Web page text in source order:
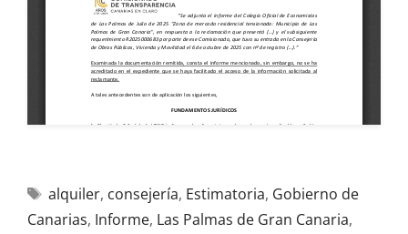
alquiler, consejería, Estimatoria, Gobierno de
Canarias, Informe, Las Palmas de Gran Canaria,